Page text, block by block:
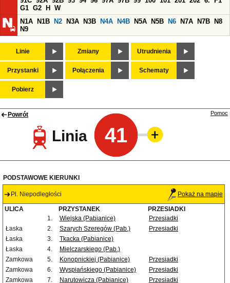
G1 G2 H
W
N1A
N1B N2 N3A N3B N4A N4B N5A N5B N6 N7A N7B
N8
N9
Linie Zmiany Utrudnienia
Przystanki Połączenia Schematy
Pobierz
Powrót
Linia 41
Pomoc
PODSTAWOWE KIERUNKI
Pl. Niepodległości Pokaż na mapie
ULICA PRZYSTANEK
PRZESIADKI
1.
Wiejska (Pabianice)
Przesiadki
Łaska
2. Szarych Szeregów (Pab.)
Przesiadki
Łaska
3.
Tkacka (Pabianice)
Łaska
4.
Mielczarskiego (Pab.)
Zamkowa
5. Konopnickiej (Pabianice)
Przesiadki
Zamkowa
6. Wyspiańskiego (Pabianice)
Przesiadki
Zamkowa
7. Narutowicza (Pabianice)
Przesiadki